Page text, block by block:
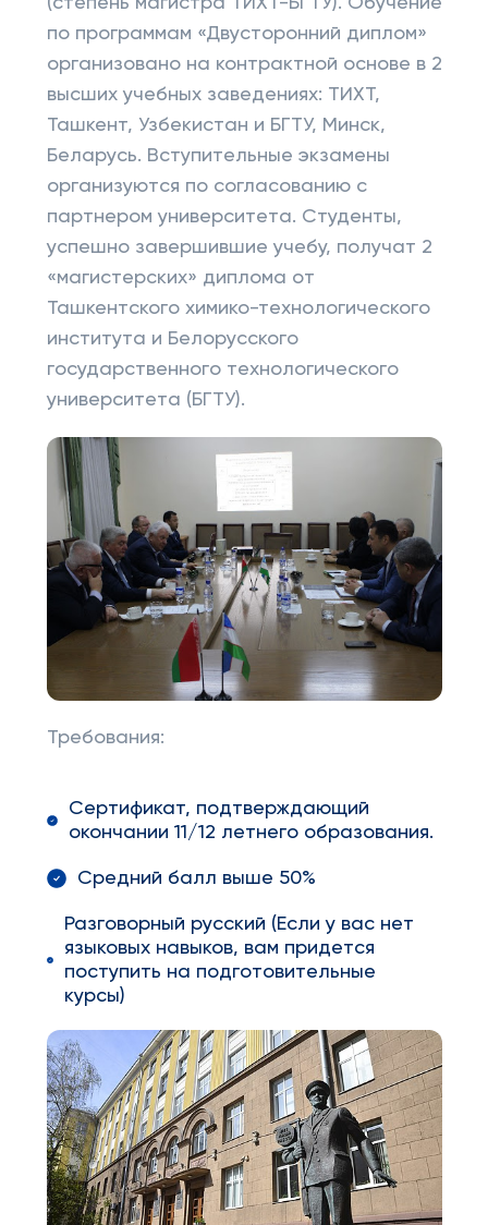
по программам «Двусторонний диплом»
организовано на контрактной основе в 2
высших учебных заведениях: ТИХТ,
Ташкент, Узбекистан и БГТУ, Минск,
Беларусь. Вступительные экзамены
организуются по согласованию с
партнером университета. Студенты,
успешно завершившие учебу, получат 2
«магистерских» диплома от
Ташкентского химико-технологического
института и Белорусского
государственного технологического
университета (БГТУ).
Требования:
Сертификат, подтверждающий
окончании 11/12 летнего образования.
Средний балл выше 50%
Разговорный русский (Если у вас нет
языковых навыков, вам придется
поступить на подготовительные
курсы)